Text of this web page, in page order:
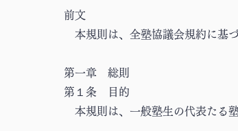
前文
本規則は、全塾協議会規約に基
第一章 総則
第１条 目的
本規則は、一般塾生の代表たる